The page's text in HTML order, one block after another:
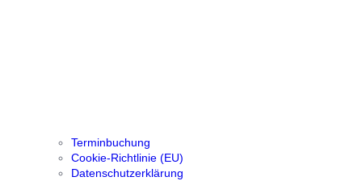
Terminbuchung
Cookie-Richtlinie (EU)
Datenschutzerklärung